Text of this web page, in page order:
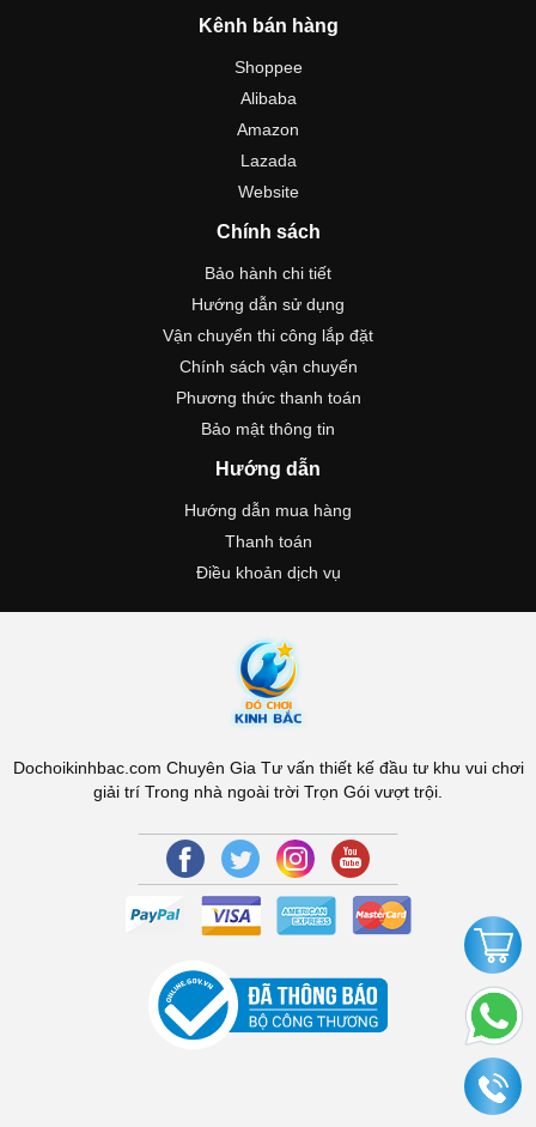
Kênh bán hàng
Shoppee
Alibaba
Amazon
Lazada
Website
Chính sách
Bảo hành chi tiết
Hướng dẫn sử dụng
Vận chuyển thi công lắp đặt
Chính sách vận chuyển
Phương thức thanh toán
Bảo mật thông tin
Hướng dẫn
Hướng dẫn mua hàng
Thanh toán
Điều khoản dịch vụ
Dochoikinhbac.com Chuyên Gia Tư vấn thiết kế đầu tư khu vui chơi
giải trí Trong nhà ngoài trời Trọn Gói vượt trội.